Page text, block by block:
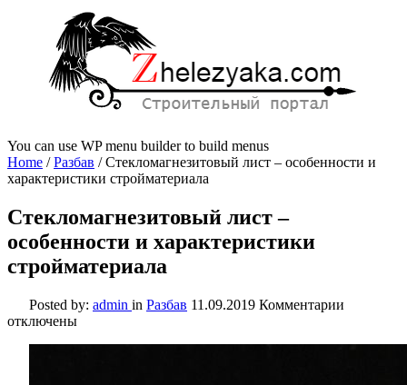
You can use WP menu builder to build menus
Home /Разбав /Стекломагнезитовый лист – особенности и
характеристики стройматериала
Стекломагнезитовый лист –
особенности и характеристики
стройматериала
Posted by: admin in Разбав 11.09.2019 Комментарии
отключены